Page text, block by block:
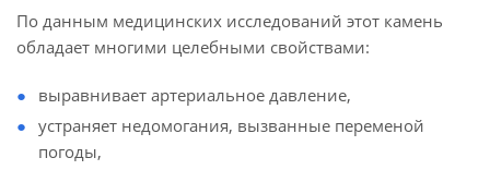
По данным медицинских исследований этот камень
обладает многими целебными свойствами:
выравнивает артериальное давление,
устраняет недомогания, вызванные переменой
погоды,